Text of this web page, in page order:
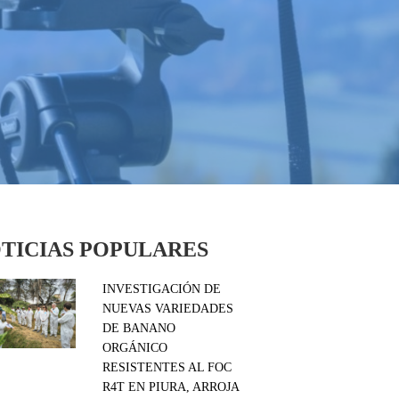
POPULARES
INVESTIGACIÓN DE
NUEVAS VARIEDADES
DE BANANO
ORGÁNICO
RESISTENTES AL FOC
R4T EN PIURA, ARROJA